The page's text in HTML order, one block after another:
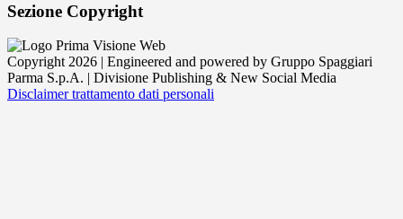
Sezione Copyright
Copyright 2026 | Engineered and powered by Gruppo Spaggiari
Parma S.p.A. | Divisione Publishing & New Social Media
Disclaimer trattamento dati personali